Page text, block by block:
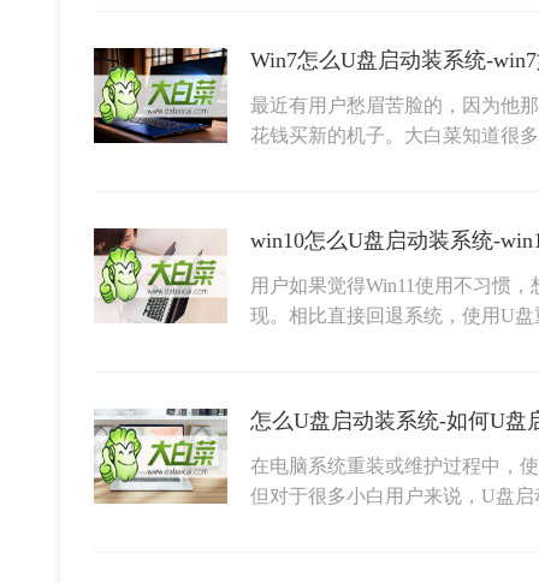
Win7怎么U盘启动装系统-
最近有用户愁眉苦脸的，因为他
花钱买新的机子。大白菜知道很
win10怎么U盘启动装系统-
用户如果觉得Win11使用不习惯
现。相比直接回退系统，使用U
怎么U盘启动装系统-如何U盘
在电脑系统重装或维护过程中，
但对于很多小白用户来说，U盘